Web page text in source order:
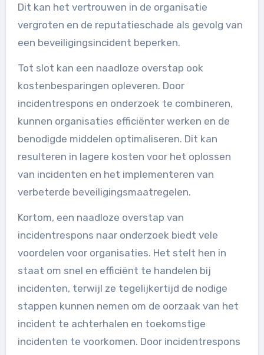
Dit kan het vertrouwen in de organisatie
vergroten en de reputatieschade als gevolg van
een beveiligingsincident beperken.
Tot slot kan een naadloze overstap ook
kostenbesparingen opleveren. Door
incidentrespons en onderzoek te combineren,
kunnen organisaties efficiënter werken en de
benodigde middelen optimaliseren. Dit kan
resulteren in lagere kosten voor het oplossen
van incidenten en het implementeren van
verbeterde beveiligingsmaatregelen.
Kortom, een naadloze overstap van
incidentrespons naar onderzoek biedt vele
voordelen voor organisaties. Het stelt hen in
staat om snel en efficiënt te handelen bij
incidenten, terwijl ze tegelijkertijd de nodige
stappen kunnen nemen om de oorzaak van het
incident te achterhalen en toekomstige
incidenten te voorkomen. Door incidentrespons